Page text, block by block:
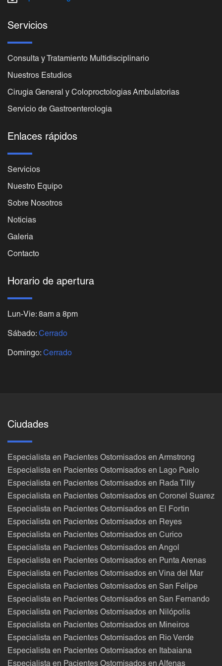
Servicios
Consulta y Tratamiento Multidisciplinario
Nuestros Estudios
Cirugia General y Coloproctologias Ambulatorias
Servicio de Gastroenterologia
Enlaces rápidos
Servicios
Nuestro Equipo
Sobre Nosotros
Noticias
Galeria
Contacto
Horario de apertura
Lun-Vie: 8am a 8pm
Sábado: Cerrado
Domingo: Cerrado
Ciudades
Especialista en Pacientes Ostomisados en Armstrong
Especialista en Pacientes Ostomisados en Lago Puelo
Especialista en Pacientes Ostomisados en Rada Tilly
Especialista en Pacientes Ostomisados en Coronel Suarez
Especialista en Pacientes Ostomisados en El Fortin
Especialista en Pacientes Ostomisados en Reyes
Especialista en Pacientes Ostomisados en Curico
Especialista en Pacientes Ostomisados en Angol
Especialista en Pacientes Ostomisados en Punta Arenas
Especialista en Pacientes Ostomisados en Vina del Mar
Especialista en Pacientes Ostomisados en San Felipe
Especialista en Pacientes Ostomisados en San Fernando
Especialista en Pacientes Ostomisados en Nilópolis
Especialista en Pacientes Ostomisados en Mineiros
Especialista en Pacientes Ostomisados en Rio Verde
Especialista en Pacientes Ostomisados en Itabaiana